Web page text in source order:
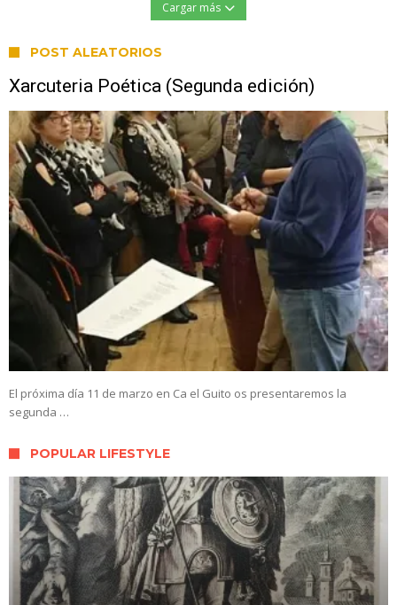
Cargar más
POST ALEATORIOS
Xarcuteria Poética (Segunda edición)
El próxima día 11 de marzo en Ca el Guito os presentaremos la
segunda …
POPULAR LIFESTYLE